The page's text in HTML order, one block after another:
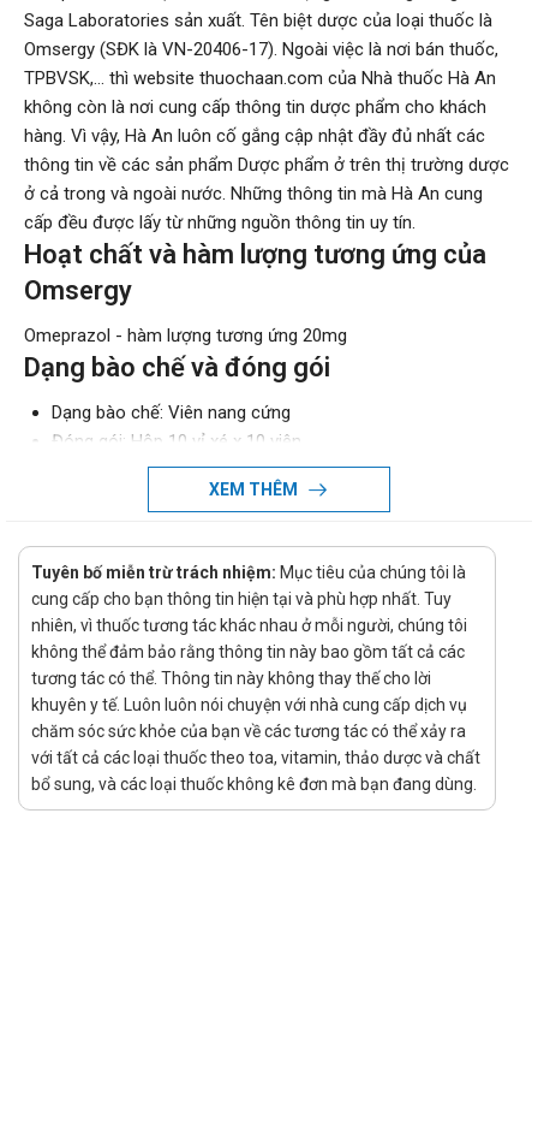
Saga Laboratories sản xuất. Tên biệt dược của loại thuốc là
Omsergy (SĐK là VN-20406-17). Ngoài việc là nơi bán thuốc,
TPBVSK,... thì website thuochaan.com của Nhà thuốc Hà An
không còn là nơi cung cấp thông tin dược phẩm cho khách
hàng. Vì vậy, Hà An luôn cố gắng cập nhật đầy đủ nhất các
thông tin về các sản phẩm Dược phẩm ở trên thị trường dược
ở cả trong và ngoài nước. Những thông tin mà Hà An cung
cấp đều được lấy từ những nguồn thông tin uy tín.
Hoạt chất và hàm lượng tương ứng của
Omsergy
Omeprazol - hàm lượng tương ứng 20mg
Dạng bào chế và đóng gói
Dạng bào chế: Viên nang cứng
Đóng gói: Hộp 10 vỉ xé x 10 viên
Đường sử dụng: Uống
Nhà sản xuất và xuất xứ
Nhà sản xuất: Saga Laboratories
Xuất xứ: ???n Độ
Xử lý quên liều
Việc quên một liều có thể sẽ không gây ra vấn đề nghiêm
trọng, tuy nhiên nếu việc này diễn ra thường xuyên có thể sẽ
gây ảnh hưởng đến hiệu quả điều trị. Tuy nhiên, nếu quên liều
xảy ra thì chỉ cần sử dụng ngay liều đã quên nếu như thời gian
quên liều chưa lâu, còn nếu như quên quá lâu hoặc gần tới
thời gian dùng liều tiếp theo thì bỏ qua liều đã quên và chỉ cần
XEM THÊM
Tuyên bố miễn trừ trách nhiệm: Mục tiêu của chúng tôi là
cung cấp cho bạn thông tin hiện tại và phù hợp nhất. Tuy
nhiên, vì thuốc tương tác khác nhau ở mỗi người, chúng tôi
không thể đảm bảo rằng thông tin này bao gồm tất cả các
tương tác có thể. Thông tin này không thay thế cho lời
khuyên y tế. Luôn luôn nói chuyện với nhà cung cấp dịch vụ
chăm sóc sức khỏe của bạn về các tương tác có thể xảy ra
với tất cả các loại thuốc theo toa, vitamin, thảo dược và chất
bổ sung, và các loại thuốc không kê đơn mà bạn đang dùng.